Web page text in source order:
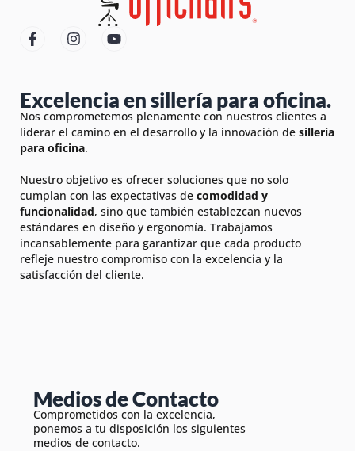
Excelencia en sillería para oficina.
Nos comprometemos plenamente con nuestros clientes a
liderar el camino en el desarrollo y la innovación de sillería
para oficina.
Nuestro objetivo es ofrecer soluciones que no solo
cumplan con las expectativas de comodidad y
funcionalidad, sino que también establezcan nuevos
estándares en diseño y ergonomía. Trabajamos
incansablemente para garantizar que cada producto
refleje nuestro compromiso con la excelencia y la
satisfacción del cliente.
Medios de Contacto
Comprometidos con la excelencia,
ponemos a tu disposición los siguientes
medios de contacto.